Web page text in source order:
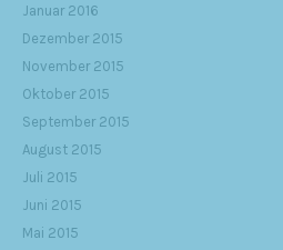
Januar 2016
Dezember 2015
November 2015
Oktober 2015
September 2015
August 2015
Juli 2015
Juni 2015
Mai 2015